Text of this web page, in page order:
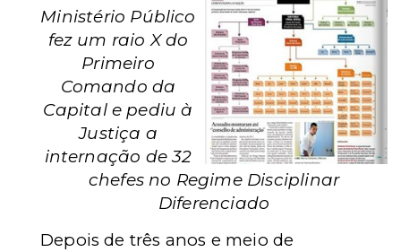
Ministério Público
fez um raio X do
Primeiro
Comando da
Capital e pediu à
Justiça a
internação de 32
chefes no Regime Disciplinar
Diferenciado
Depois de três anos e meio de